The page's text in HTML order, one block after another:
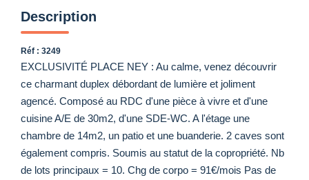
Description
Réf : 3249
EXCLUSIVITÉ PLACE NEY : Au calme, venez découvrir
ce charmant duplex débordant de lumière et joliment
agencé. Composé au RDC d'une pièce à vivre et d'une
cuisine A/E de 30m2, d'une SDE-WC. A l'étage une
chambre de 14m2, un patio et une buanderie. 2 caves sont
également compris. Soumis au statut de la copropriété. Nb
de lots principaux = 10. Chg de corpo = 91€/mois Pas de